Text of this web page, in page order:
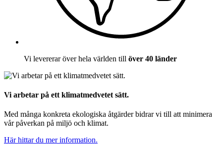
Vi levererar över hela världen till över 40 länder
Vi arbetar på ett klimatmedvetet sätt.
Med många konkreta ekologiska åtgärder bidrar vi till att minimera
vår påverkan på miljö och klimat.
Här hittar du mer information.